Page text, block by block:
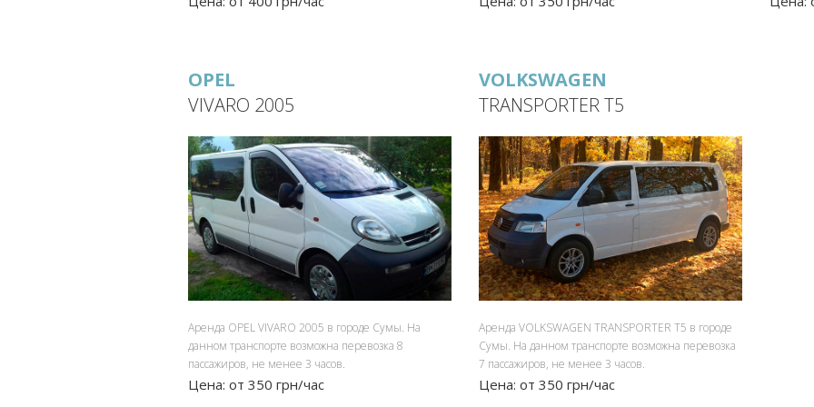
OPEL
VIVARO 2005
Аренда OPEL VIVARO 2005 в городе Сумы. На
данном транспорте возможна перевозка 8
пассажиров, не менее 3 часов.
Цена: от 350 грн/час
VOLKSWAGEN
TRANSPORTER T5
Аренда VOLKSWAGEN TRANSPORTER T5 в городе
Сумы. На данном транспорте возможна перевозка
7 пассажиров, не менее 3 часов.
Цена: от 350 грн/час